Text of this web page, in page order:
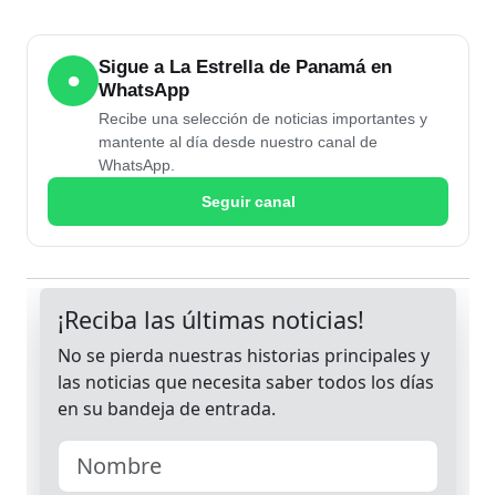
●
Sigue a La Estrella de Panamá en
WhatsApp
Recibe una selección de noticias importantes y
mantente al día desde nuestro canal de
WhatsApp.
Seguir canal